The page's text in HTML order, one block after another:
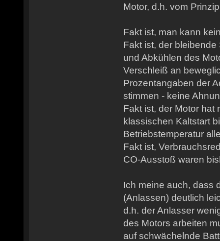
Motor, d.h. vom
Fakt ist, man kann
Fakt ist, der
und Abkühlen des
Verschleiß an
Prozentangaben der
stimmen - keine
Fakt ist, der Motor hat
klassischen Kaltstart
Betriebstemperatur
Fakt ist,
CO-Ausstoß waren
Ich meine auch, dass
(Anlassen) deutlich
d.h. der Anlasser
des Motors arbeiten
auf schwächelnde